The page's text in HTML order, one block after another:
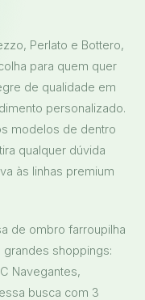
Perlato e Bottero,
para quem quer
de qualidade em
personalizado.
modelos de dentro
qualquer dúvida
às linhas premium
de ombro farroupilha
shoppings:
Navegantes,
busca com 3